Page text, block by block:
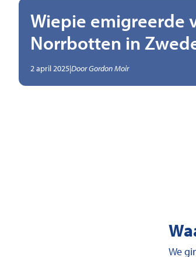
Wiepie emigreerde
Norrbotten in
2 april 2025|
, Geschreven door
DoorGordon Moir
We